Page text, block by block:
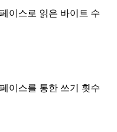
이스로 읽은 바이트 수
이스를 통한 쓰기 횟수